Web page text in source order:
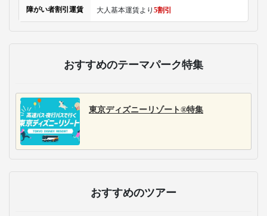
障がい者割引運賃 大人基本運賃より 5割引
おすすめのテーマパーク特集
東京ディズニーリゾート®特集
おすすめのツアー